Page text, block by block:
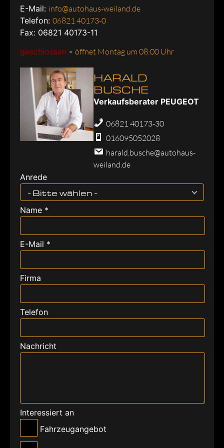
E-Mail: info@autohaus-weiland.de
Telefon: 06821 40173-0
Fax: 06821 40173-11
geschlossen - öffnet Montag um 08:00 Uhr
HARALD
BUSCHE
Verkaufsberater PEUGEOT
06821 40173-30
016095052028
harald.busche@autohaus-
weiland.de
Anrede
- Bitte wählen -
Name *
E-Mail *
Firma
Telefon
Nachricht
Interessiert an
Fahrzeugangebot